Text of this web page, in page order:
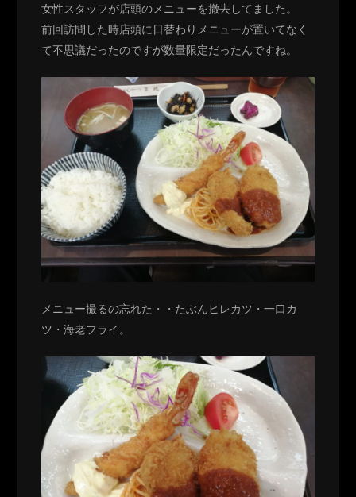
女性スタッフが店頭のメニューを撤去してました。
前回訪問した時店頭に日替わりメニューが置いてなく
て不思議だったのですが数量限定だったんですね。
メニュー撮るの忘れた・・たぶんヒレカツ・一口カ
ツ・海老フライ。